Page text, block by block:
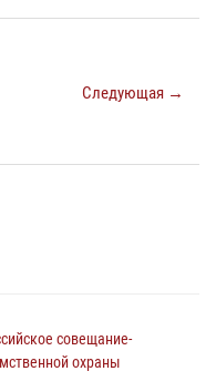
Следующая →
совещание-
охраны